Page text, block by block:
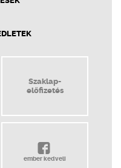
Szaklap-
előfizetés
ember kedveli